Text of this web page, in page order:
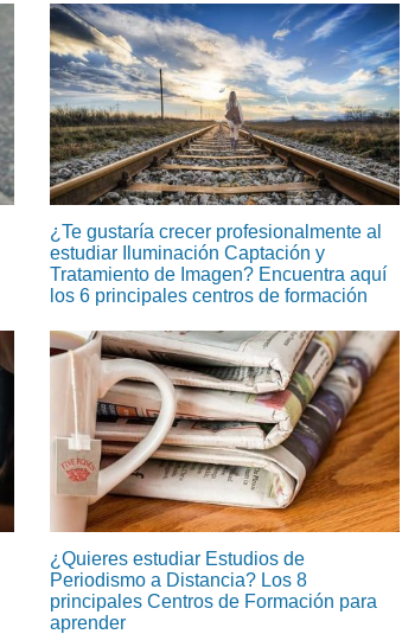
¿Te gustaría crecer profesionalmente al
estudiar Iluminación Captación y
Tratamiento de Imagen? Encuentra aquí
los 6 principales centros de formación
¿Quieres estudiar Estudios de
Periodismo a Distancia? Los 8
principales Centros de Formación para
aprender